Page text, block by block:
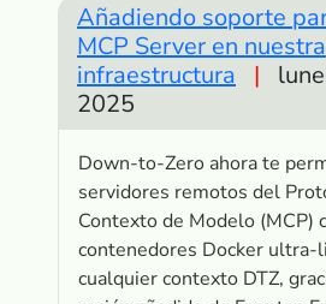
Añadiendo soporte
MCP Server en nuestra
infraestructura
|
2025
Down-to-Zero ahora te
servidores remotos del
Contexto de Modelo (MCP)
contenedores Docker ultra-
cualquier contexto DTZ,